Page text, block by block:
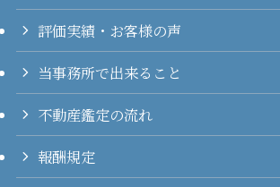
評価実績・お客様の声
当事務所で出来ること
不動産鑑定の流れ
報酬規定